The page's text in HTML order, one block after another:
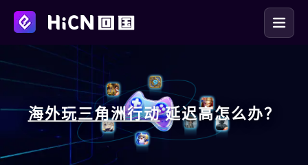
海外玩三角洲行动 延迟高怎么办？